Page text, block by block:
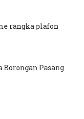
rangka plafon
Borongan Pasang